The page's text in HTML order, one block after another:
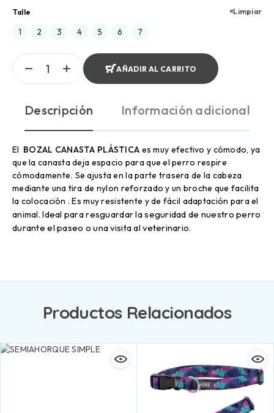
Talle
1 2 3 4 5 6 7
Limpiar
AÑADIR AL CARRITO
Descripción Información adicional
El BOZAL CANASTA PLÁSTICA es muy efectivo y cómodo, ya
que la canasta deja espacio para que el perro respire
cómodamente. Se ajusta en la parte trasera de la cabeza
mediante una tira de nylon reforzado y un broche que facilita
la colocación . Es muy resistente y de fácil adaptación para el
animal.Ideal para resguardar la seguridad de nuestro perro
durante el paseo o una visita al veterinario.
Productos Relacionados